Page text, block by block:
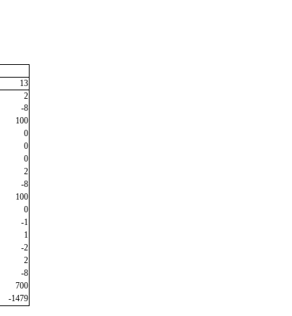
13
2
-8
100
0
0
0
2
-8
100
0
-1
1
-2
2
-8
700
-1479